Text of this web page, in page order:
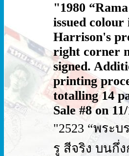
"1980
issued
Harrison's
right corner
signed.
printing
totalling 14
Sale #8 on
"2523 “พระ
รู สีจริง บนกึ่